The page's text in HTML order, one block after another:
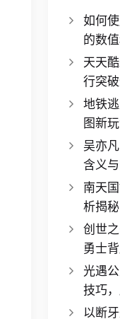
如何
的数
天天
行突
地铁
图新
吴亦
含义
南天
析揭秘
创世
勇士
光遇
技巧
以断